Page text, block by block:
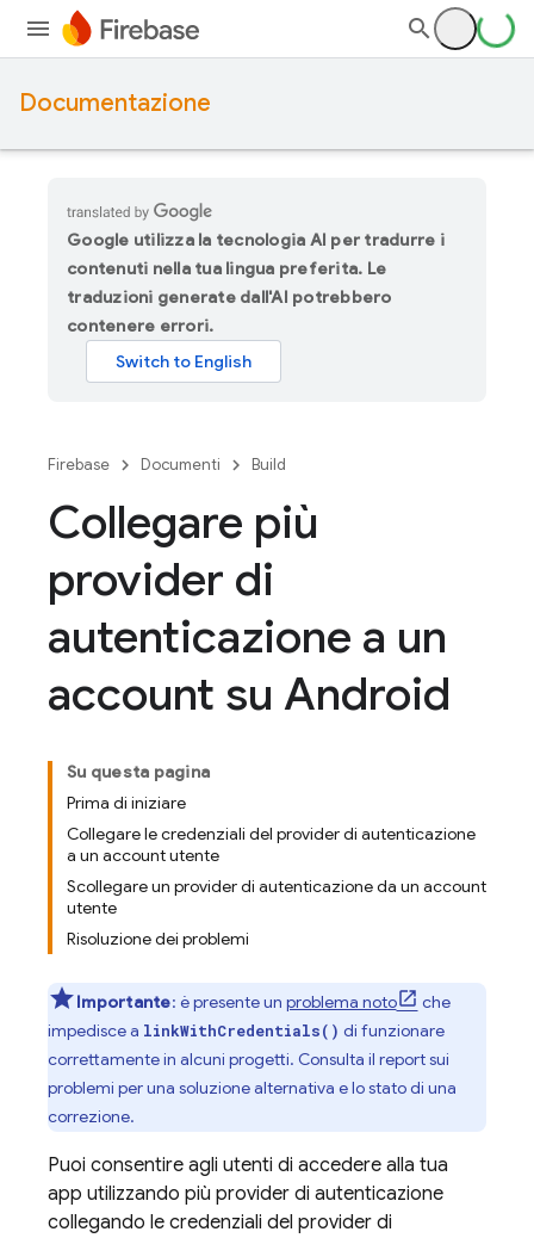
Documentazione
Google utilizza la tecnologia AI per tradurre i
contenuti nella tua lingua preferita. Le
traduzioni generate dall'AI potrebbero
contenere errori.
Firebase Documenti Build
Collegare più
provider di
autenticazione a un
account su Android
Su questa pagina
Prima di iniziare
Collegare le credenziali del provider di autenticazione
a un account utente
Scollegare un provider di autenticazione da un account
utente
Risoluzione dei problemi
Importante: è presente un problema noto
che
impedisce a linkWithCredentials() di funzionare
correttamente in alcuni progetti. Consulta il report sui
problemi per una soluzione alternativa e lo stato di una
correzione.
Puoi consentire agli utenti di accedere alla tua
app utilizzando più provider di autenticazione
collegando le credenziali del provider di